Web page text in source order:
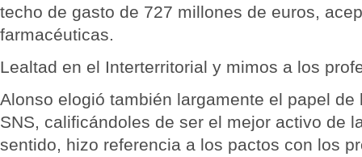
techo de gasto de 727 millones de euros,
farmacéuticas.
Lealtad en el Interterritorial y mimos a los
Alonso elogió también largamente el papel
SNS, calificándoles de ser el mejor activo de
sentido, hizo referencia a los pactos con los